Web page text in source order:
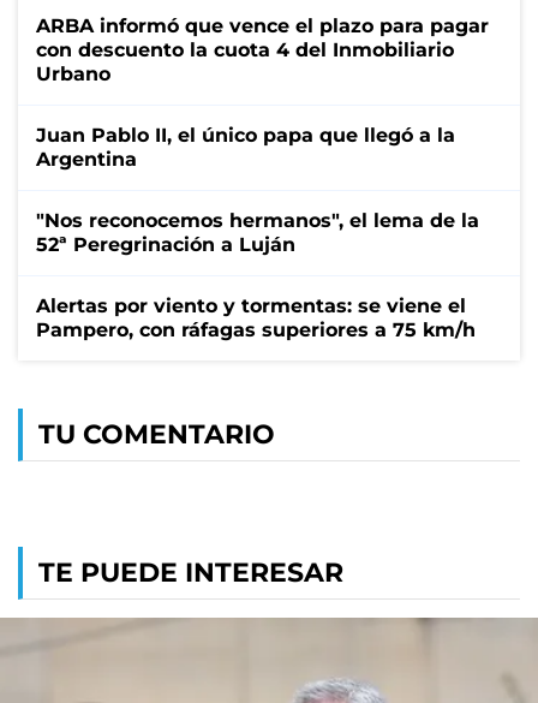
ARBA informó que vence el plazo para pagar
con descuento la cuota 4 del Inmobiliario
Urbano
Juan Pablo II, el único papa que llegó a la
Argentina
"Nos reconocemos hermanos", el lema de la
52ª Peregrinación a Luján
Alertas por viento y tormentas: se viene el
Pampero, con ráfagas superiores a 75 km/h
TU COMENTARIO
TE PUEDE INTERESAR